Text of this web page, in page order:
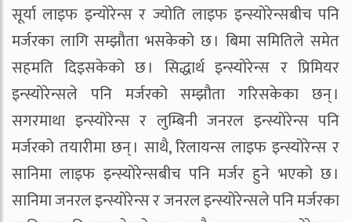
सूर्या लाइफ इन्योरेन्स र ज्योति लाइफ इन्स्योरेन्सबीच पनि
मर्जरका लागि सम्झौता भसकेको छ । बिमा समितिले समेत
सहमति दिइसकेको छ । सिद्धार्थ इन्स्योरेन्स र प्रिमियर
इन्स्योरेन्सले पनि मर्जरको सम्झौता गरिसकेका छन् ।
सगरमाथा इन्स्योरेन्स र लुम्बिनी जनरल इन्स्योरेन्स पनि
मर्जरको तयारीमा छन् । साथै, रिलायन्स लाइफ इन्स्योरेन्स र
सानिमा लाइफ इन्स्योरेन्सबीच पनि मर्जर हुने भएको छ ।
सानिमा जनरल इन्स्योरेन्स र जनरल इन्स्योरेन्सले पनि मर्जरका